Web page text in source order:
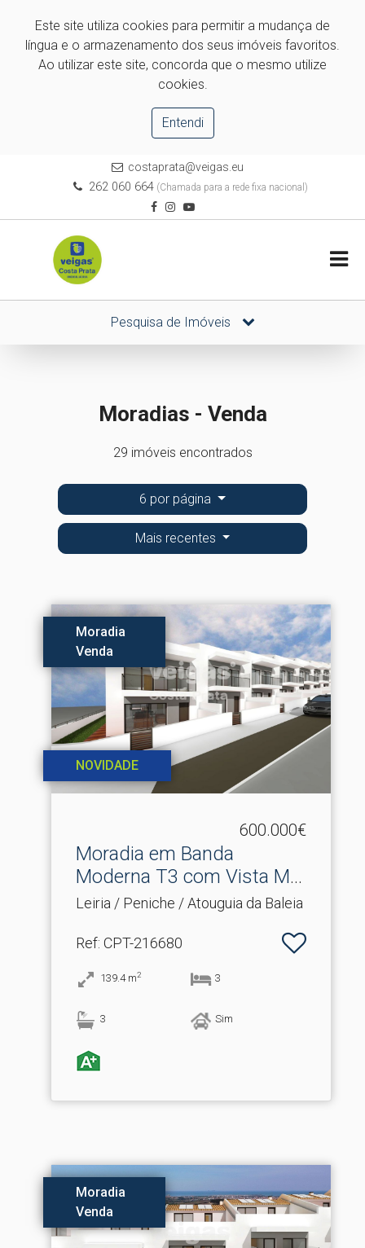
Este site utiliza cookies para permitir a mudança de
língua e o armazenamento dos seus imóveis favoritos.
Ao utilizar este site, concorda que o mesmo utilize
cookies.
Entendi
costaprata@veigas.eu
262 060 664(Chamada para a rede fixa nacional)
Pesquisa de Imóveis
Moradias - Venda
29 imóveis encontrados
6 por página
Mais recentes
Moradia
Venda
NOVIDADE
600.000€
Moradia em Banda
Moderna T3 com Vista Mar
em .​..
Leiria / Peniche / Atouguia da Baleia
Ref: CPT-216680
139.4 m2 3
3 Sim
Moradia
Venda